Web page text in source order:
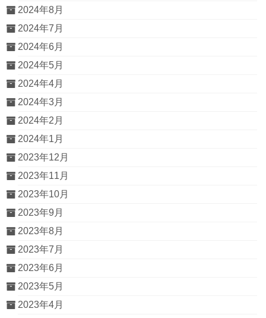
2024年8月
2024年7月
2024年6月
2024年5月
2024年4月
2024年3月
2024年2月
2024年1月
2023年12月
2023年11月
2023年10月
2023年9月
2023年8月
2023年7月
2023年6月
2023年5月
2023年4月